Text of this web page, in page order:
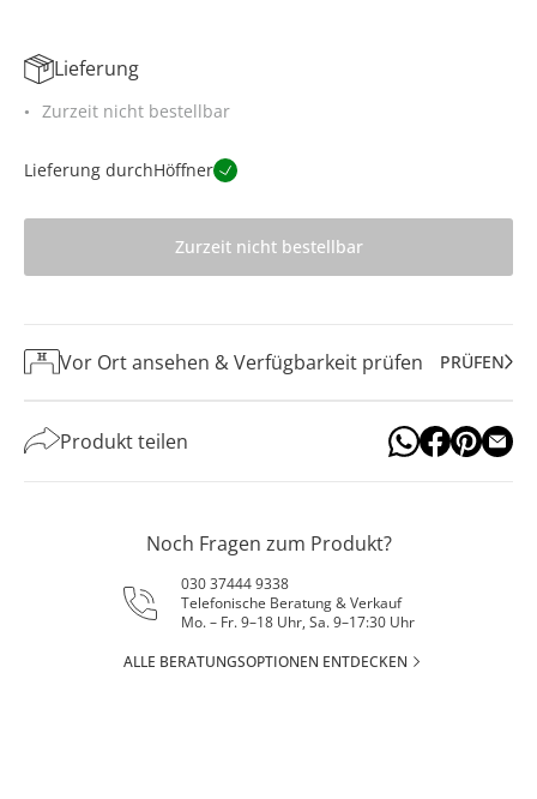
Lieferung
Zurzeit nicht bestellbar
Lieferung durchHöffner
Zurzeit nicht bestellbar
Vor Ort ansehen & Verfügbarkeit prüfen PRÜFEN
Produkt teilen
Noch Fragen zum Produkt?
030 37444 9338
Telefonische Beratung & Verkauf
Mo. – Fr. 9–18 Uhr, Sa. 9–17:30 Uhr
ALLE BERATUNGSOPTIONEN ENTDECKEN